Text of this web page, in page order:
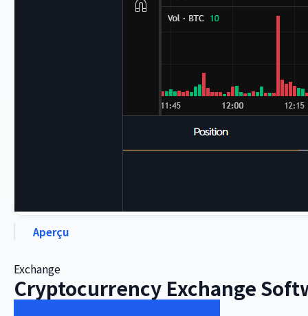
Aperçu
Exchange
Cryptocurrency Exchange